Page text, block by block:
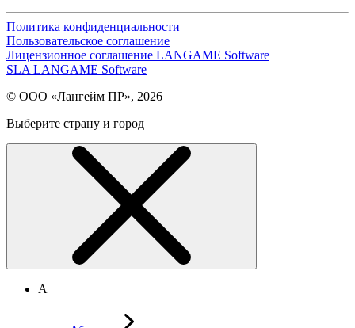
Политика конфиденциальности
Пользовательское соглашение
Лицензионное соглашение LANGAME Software
SLA LANGAME Software
© ООО «Лангейм ПР», 2026
Выберите страну и город
А